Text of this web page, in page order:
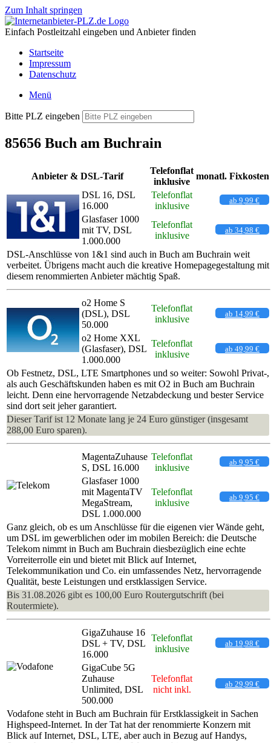
Zum Inhalt springen
Einfach Postleitzahl eingeben und Anbieter finden
Startseite
Impressum
Datenschutz
Menü
Bitte PLZ eingeben
85656 Buch am Buchrain
Anbieter & DSL-Tarif
Telefonflat
inklusive
monatl. Fixkosten
DSL 16, DSL
16.000
Telefonflat
inklusive
ab 9,99 €
Glasfaser 1000
mit TV, DSL
1.000.000
Telefonflat
inklusive
ab 34,98 €
DSL-Anschlüsse von 1&1 sind auch in Buch am Buchrain weit
verbeitet. Übrigens macht auch die kreative Homepagegestaltung mit
diesem renommierten Anbieter mächtig Spaß.
o2 Home S
(DSL), DSL
50.000
Telefonflat
inklusive
ab 14,99 €
o2 Home XXL
(Glasfaser), DSL
1.000.000
Telefonflat
inklusive
ab 49,99 €
Ob Festnetz, DSL, LTE Smartphones und so weiter: Sowohl Privat-,
als auch Geschäftskunden haben es mit O2 in Buch am Buchrain
leicht. Denn eine hervorragende Netzabdeckung und bester Service
sind dort seit jeher garantiert.
Dieser Tarif ist 12 Monate lang je 24 Euro günstiger (insgesamt
288,00 Euro sparen).
MagentaZuhause
S, DSL 16.000
Telefonflat
inklusive
ab 9,95 €
Glasfaser 1000
mit MagentaTV
MegaStream,
DSL 1.000.000
Telefonflat
inklusive
ab 9,95 €
Ganz gleich, ob es um Anschlüsse für die eigenen vier Wände geht,
um DSL im gewerblichen oder im mobilen Bereich: die Deutsche
Telekom nimmt in Buch am Buchrain diesbezüglich eine echte
Vorreiterrolle ein und bietet mit Blick auf Internet,
Telekommunikation und Co. ein umfassendes Netz, hervorragende
Qualität, beste Leistungen und erstklassigen Service.
Bis 31.08.2026 gibt es 100,00 Euro Routergutschrift (bei
Routermiete).
GigaZuhause 16
DSL + TV, DSL
16.000
Telefonflat
inklusive
ab 19,98 €
GigaCube 5G
Zuhause
Unlimited, DSL
500.000
Telefonflat
nicht inkl.
ab 29,99 €
Vodafone steht in Buch am Buchrain für Erstklassigkeit in Sachen
Highspeed-Internet. In der Tat hat der renommierte Konzern mit
Blick auf Internet, DSL, LTE, aber auch in Bezug auf Handys,